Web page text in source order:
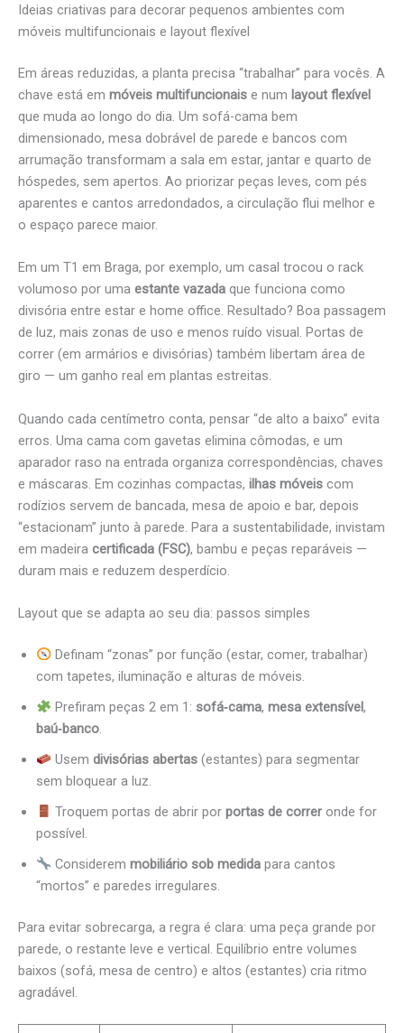
Ideias criativas para decorar pequenos ambientes com
móveis multifuncionais e layout flexível
Em áreas reduzidas, a planta precisa “trabalhar” para vocês. A
chave está em móveis multifuncionais e num layout flexível
que muda ao longo do dia. Um sofá-cama bem
dimensionado, mesa dobrável de parede e bancos com
arrumação transformam a sala em estar, jantar e quarto de
hóspedes, sem apertos. Ao priorizar peças leves, com pés
aparentes e cantos arredondados, a circulação flui melhor e
o espaço parece maior.
Em um T1 em Braga, por exemplo, um casal trocou o rack
volumoso por uma estante vazada que funciona como
divisória entre estar e home office. Resultado? Boa passagem
de luz, mais zonas de uso e menos ruído visual. Portas de
correr (em armários e divisórias) também libertam área de
giro — um ganho real em plantas estreitas.
Quando cada centímetro conta, pensar “de alto a baixo” evita
erros. Uma cama com gavetas elimina cômodas, e um
aparador raso na entrada organiza correspondências, chaves
e máscaras. Em cozinhas compactas, ilhas móveis com
rodízios servem de bancada, mesa de apoio e bar, depois
“estacionam” junto à parede. Para a sustentabilidade, invistam
em madeira certificada (FSC), bambu e peças reparáveis —
duram mais e reduzem desperdício.
Layout que se adapta ao seu dia: passos simples
Definam “zonas” por função (estar, comer, trabalhar)
com tapetes, iluminação e alturas de móveis.
Prefiram peças 2 em 1: sofá‑cama, mesa extensível,
baú‑banco.
Usem divisórias abertas(estantes) para segmentar
sem bloquear a luz.
Troquem portas de abrir por portas de correronde for
possível.
Considerem mobiliário sob medidapara cantos
“mortos” e paredes irregulares.
Para evitar sobrecarga, a regra é clara: uma peça grande por
parede, o restante leve e vertical. Equilíbrio entre volumes
baixos (sofá, mesa de centro) e altos (estantes) cria ritmo
agradável.